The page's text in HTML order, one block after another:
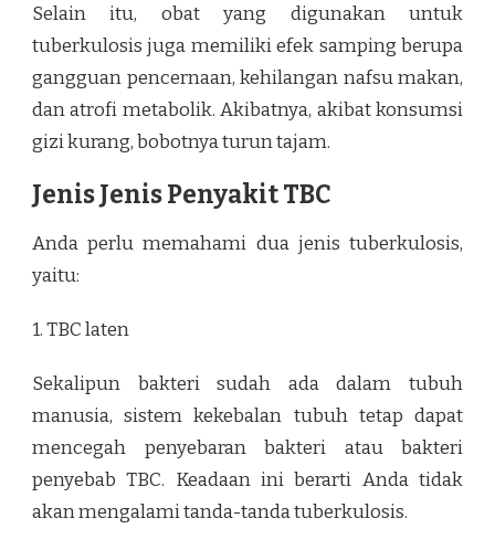
Selain itu, obat yang digunakan untuk
tuberkulosis juga memiliki efek samping berupa
gangguan pencernaan, kehilangan nafsu makan,
dan atrofi metabolik. Akibatnya, akibat konsumsi
gizi kurang, bobotnya turun tajam.
Jenis Jenis Penyakit TBC
Anda perlu memahami dua jenis tuberkulosis,
yaitu:
1. TBC laten
Sekalipun bakteri sudah ada dalam tubuh
manusia, sistem kekebalan tubuh tetap dapat
mencegah penyebaran bakteri atau bakteri
penyebab TBC. Keadaan ini berarti Anda tidak
akan mengalami tanda-tanda tuberkulosis.